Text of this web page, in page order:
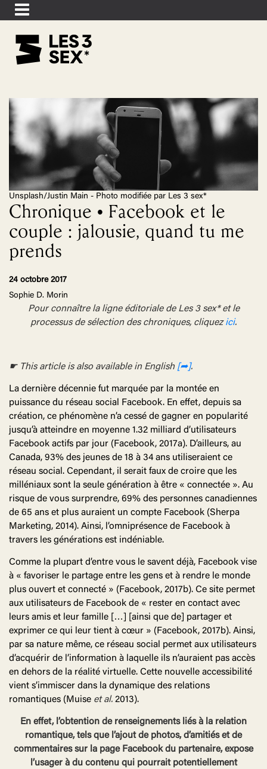
Unsplash/Justin Main - Photo modifiée par Les 3 sex*
Chronique • Facebook et le
couple : jalousie, quand tu me
prends
24 octobre 2017
Sophie D. Morin
Pour connaître la ligne éditoriale de Les 3 sex* et le
processus de sélection des chroniques, cliquezici.
☛ This article is also available in English [➦].
La dernière décennie fut marquée par la montée en
puissance du réseau social Facebook. En effet, depuis sa
création, ce phénomène n’a cessé de gagner en popularité
jusqu’à atteindre en moyenne 1.32 milliard d’utilisateurs
Facebook actifs par jour (Facebook, 2017a). D’ailleurs, au
Canada, 93% des jeunes de 18 à 34 ans utiliseraient ce
réseau social. Cependant, il serait faux de croire que les
milléniaux sont la seule génération à être « connectée ». Au
risque de vous surprendre, 69% des personnes canadiennes
de 65 ans et plus auraient un compte Facebook (Sherpa
Marketing, 2014). Ainsi, l’omniprésence de Facebook à
travers les générations est indéniable.
Comme la plupart d’entre vous le savent déjà, Facebook vise
à « favoriser le partage entre les gens et à rendre le monde
plus ouvert et connecté » (Facebook, 2017b). Ce site permet
aux utilisateurs de Facebook de « rester en contact avec
leurs amis et leur famille […] [ainsi que de] partager et
exprimer ce qui leur tient à cœur » (Facebook, 2017b). Ainsi,
par sa nature même, ce réseau social permet aux utilisateurs
d’acquérir de l’information à laquelle ils n’auraient pas accès
en dehors de la réalité virtuelle. Cette nouvelle accessibilité
vient s’immiscer dans la dynamique des relations
romantiques (Muise et al. 2013).
En effet, l’obtention de renseignements liés à la relation
romantique, tels que l’ajout de photos, d’amitiés et de
commentaires sur la page Facebook du partenaire, expose
l’usager à du contenu qui pourrait potentiellement